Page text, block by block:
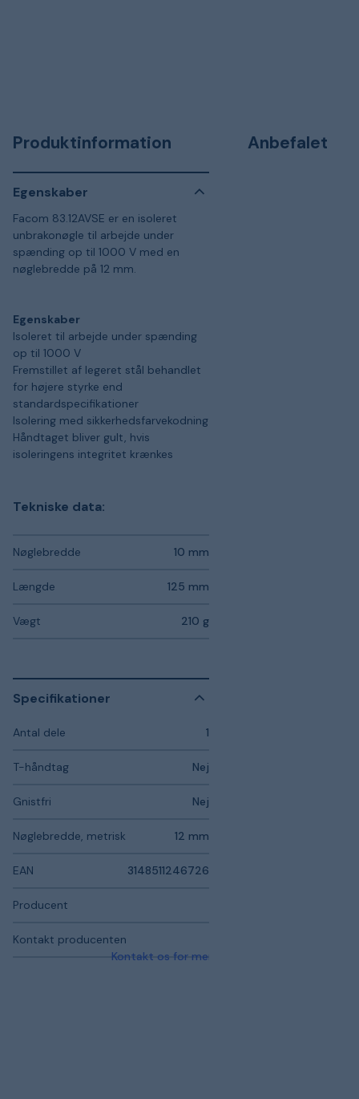
Produktinformation
Egenskaber
Facom 83.12AVSE er en isoleret
unbrakonøgle til arbejde under
spænding op til 1000 V med en
nøglebredde på 12 mm.
Egenskaber
Isoleret til arbejde under spænding
op til 1000 V
Fremstillet af legeret stål behandlet
for højere styrke end
standardspecifikationer
Isolering med sikkerhedsfarvekodning
Håndtaget bliver gult, hvis
isoleringens integritet krænkes
Tekniske data:
Nøglebredde 10 mm
Længde 125 mm
Vægt 210 g
Specifikationer
Antal dele 1
T-håndtag Nej
Gnistfri Nej
Nøglebredde, metrisk 12 mm
EAN 3148511246726
Producent
Kontakt producenten
Kontakt os for mere information
Anbefalet